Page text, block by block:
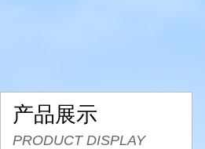
产品展示
PRODUCT DISPLAY